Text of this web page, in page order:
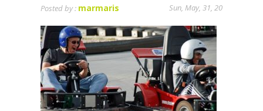
Sun, May, 31, 20
Posted by : marmaris